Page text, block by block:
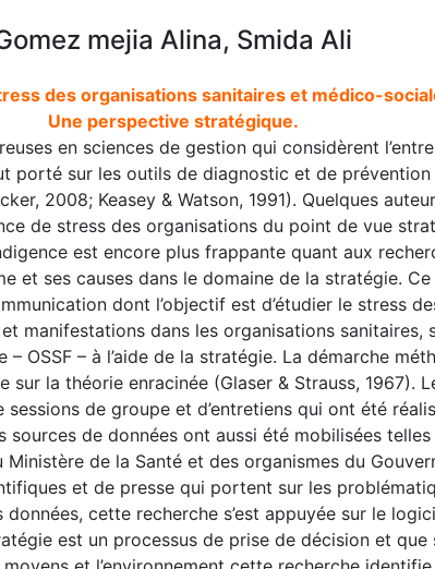
mejia Alina, Smida Ali
des organisations sanitaires et médico-
Une perspective stratégique.
en sciences de gestion qui considèrent
porté sur les outils de diagnostic et de prévention
2008; Keasey & Watson, 1991). Quelques
de stress des organisations du point de vue
est encore plus frappante quant aux
et ses causes dans le domaine de la stratégie.
dont l’objectif est d’étudier le stress
manifestations dans les organisations sanitaires,
– OSSF – à l’aide de la stratégie. La démarche
sur la théorie enracinée (Glaser & Strauss, 1967).
de groupe et d’entretiens qui ont été
sources de données ont aussi été mobilisées
de la Santé et des organismes du
et de presse qui portent sur les
données, cette recherche s’est appuyée sur le
est un processus de prise de décision et que